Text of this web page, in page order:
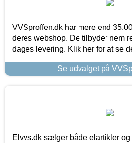
VVSproffen.dk har mere end
deres webshop. De tilbyder nem
dages levering. Klik her for at se
Se udvalget på
Elvvs.dk sælger både elartikler